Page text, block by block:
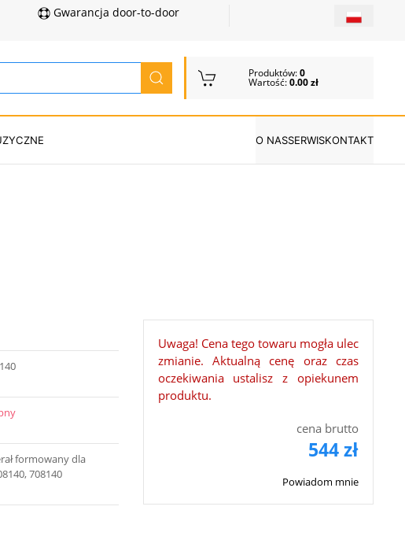
Gwarancja door-to-door
Produktów:0
Wartość:0.00 zł
O NASSERWISKONTAKT
formowany dla
708140
Uwaga! Cena tego towaru mogła ulec
zmianie. Aktualną cenę oraz czas
oczekiwania ustalisz z opiekunem
produktu.
cena brutto
544 zł
Powiadom mnie